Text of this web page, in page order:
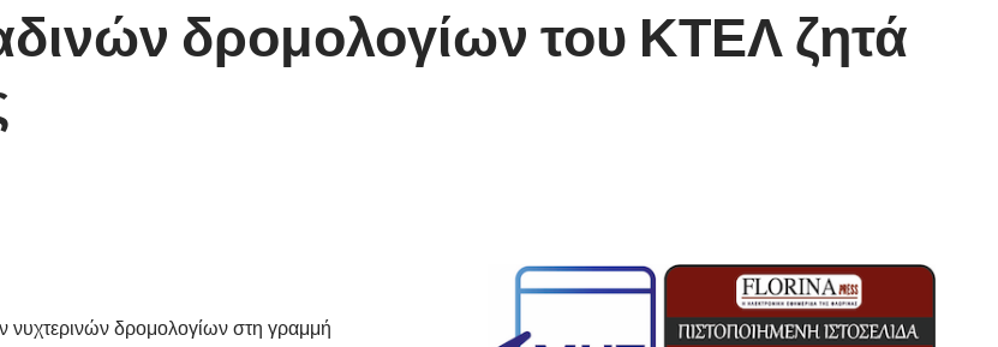
δρομολογίων του ΚΤΕΛ ζητά
νυχτερινών δρομολογίων στη γραμμή